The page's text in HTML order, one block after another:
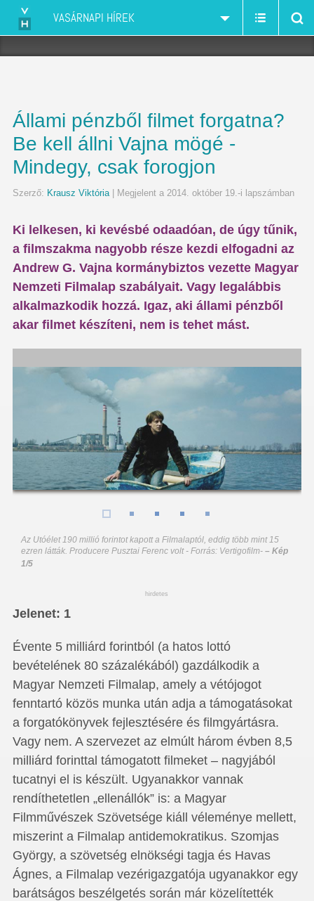
VASÁRNAPI HÍREK
Állami pénzből filmet forgatna?
Be kell állni Vajna mögé -
Mindegy, csak forogjon
Szerző: Krausz Viktória| Megjelent a 2014. október 19.-i lapszámban
Ki lelkesen, ki kevésbé odaadóan, de úgy tűnik,
a filmszakma nagyobb része kezdi elfogadni az
Andrew G. Vajna kormánybiztos vezette Magyar
Nemzeti Filmalap szabályait. Vagy legalábbis
alkalmazkodik hozzá. Igaz, aki állami pénzből
akar filmet készíteni, nem is tehet mást.
Az Utóélet 190 millió forintot kapott a Filmalaptól, eddig több mint 15
ezren látták. Producere Pusztai Ferenc volt - Forrás: Vertigofilm-– Kép
1/5
hirdetes
Jelenet: 1
Évente 5 milliárd forintból (a hatos lottó
bevételének 80 százalékából) gazdálkodik a
Magyar Nemzeti Filmalap, amely a vétójogot
fenntartó közös munka után adja a támogatásokat
a forgatókönyvek fejlesztésére és filmgyártásra.
Vagy nem. A szervezet az elmúlt három évben 8,5
milliárd forinttal támogatott filmeket – nagyjából
tucatnyi el is készült. Ugyanakkor vannak
rendíthetetlen „ellenállók” is: a Magyar
Filmművészek Szövetsége kiáll véleménye mellett,
miszerint a Filmalap antidemokratikus. Szomjas
György, a szövetség elnökségi tagja és Havas
Ágnes, a Filmalap vezérigazgatója ugyanakkor egy
barátságos beszélgetés során már közelítették